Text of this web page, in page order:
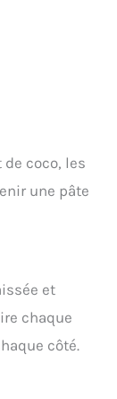
coco, les
une pâte
et
chaque
côté.